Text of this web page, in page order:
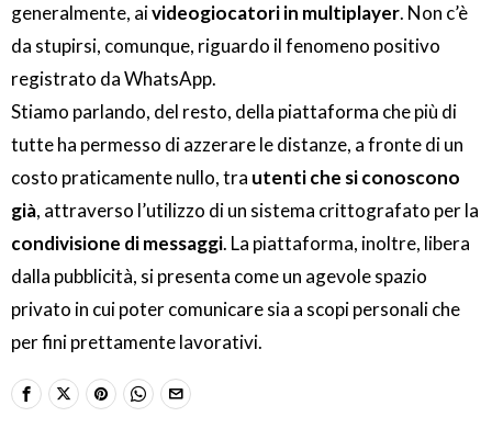
generalmente, aivideogiocatori in multiplayer. Non c’è
da stupirsi, comunque, riguardo il fenomeno positivo
registrato da WhatsApp.
Stiamo parlando, del resto, della piattaforma che più di
tutte ha permesso di azzerare le distanze, a fronte di un
costo praticamente nullo, tra utenti che si conoscono
già, attraverso l’utilizzo di un sistema crittografato per la
condivisione di messaggi. La piattaforma, inoltre, libera
dalla pubblicità, si presenta come un agevole spazio
privato in cui poter comunicare sia a scopi personali che
per fini prettamente lavorativi.